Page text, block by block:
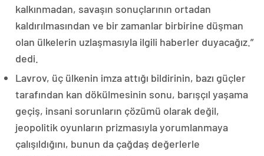
kalkınmadan, savaşın sonuçlarının ortadan
kaldırılmasından ve bir zamanlar birbirine düşman
olan ülkelerin uzlaşmasıyla ilgili haberler duyacağız.”
dedi.
Lavrov, üç ülkenin imza attığı bildirinin, bazı güçler
tarafından kan dökülmesinin sonu, barışçıl yaşama
geçiş, insani sorunların çözümü olarak değil,
jeopolitik oyunların prizmasıyla yorumlanmaya
çalışıldığını, bunun da çağdaş değerlerle